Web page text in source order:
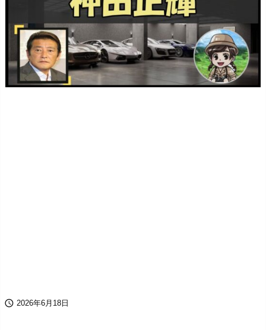
 2026年6月18日